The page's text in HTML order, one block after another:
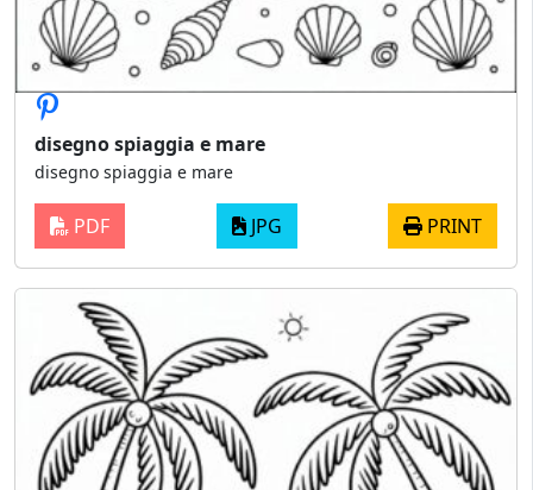
disegno spiaggia e mare
disegno spiaggia e mare
PDF JPG PRINT